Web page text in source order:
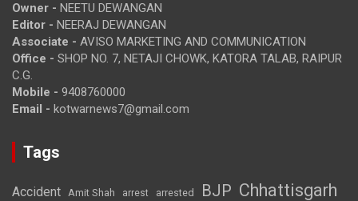
Owner - NEETU DEWANGAN
Editor - NEERAJ DEWANGAN
Associate - AVISO MARKETING AND COMMUNICATION
Office - SHOP NO. 7, NETAJI CHOWK, KATORA TALAB, RAIPUR
C.G.
Mobile - 9408760000
Email - kotwarnews7@gmail.com
Tags
Accident Amit Shah arrest arrested BJP Chhattisgarh